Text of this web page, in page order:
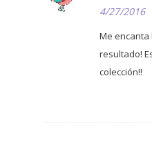
4/27/2016
Me encanta
resultado!
colección!!